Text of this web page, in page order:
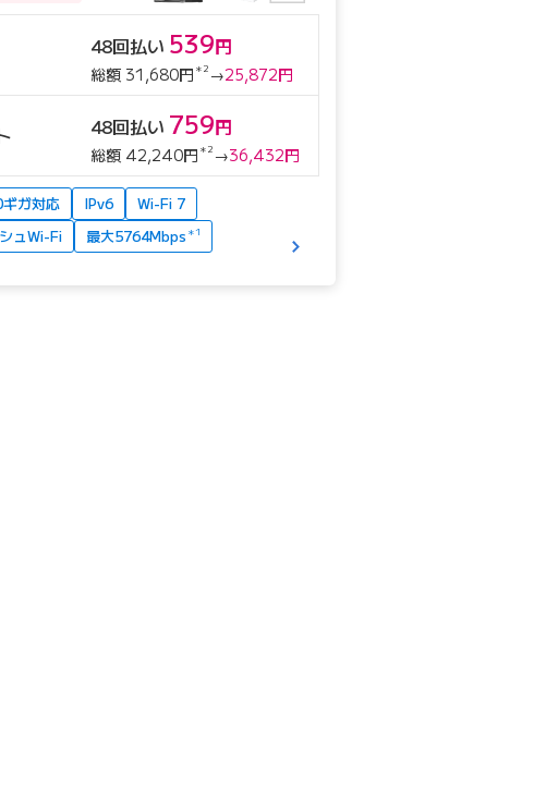
48回払い 539円
総額 31,680円 ＊2 →25,872円
48回払い 759円
総額 42,240円 ＊2 →36,432円
ガ対応 IPv6
Wi-Fi 7
ュWi-Fi
最大5764Mbps ＊1